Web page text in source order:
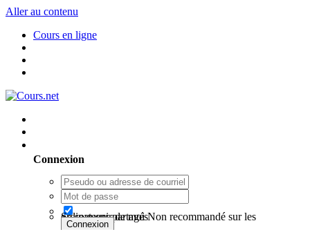
Aller au contenu
Cours en ligne
Connexion
Se souvenir de moi
Non recommandé sur les ordinateurs partagés
Connexion